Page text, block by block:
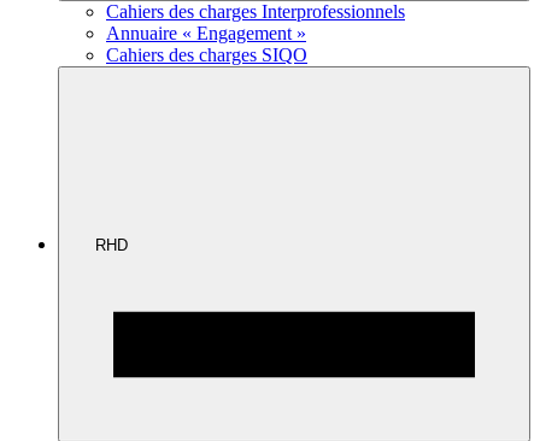
Cahiers des charges Interprofessionnels
Annuaire « Engagement »
Cahiers des charges SIQO
RHD